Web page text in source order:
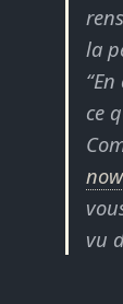
la
ce
vu